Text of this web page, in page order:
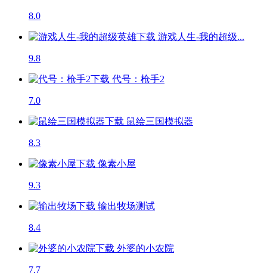
8.0
游戏人生-我的超级...
9.8
代号：枪手2
7.0
鼠绘三国模拟器
8.3
像素小屋
9.3
输出牧场测试
8.4
外婆的小农院
7.7